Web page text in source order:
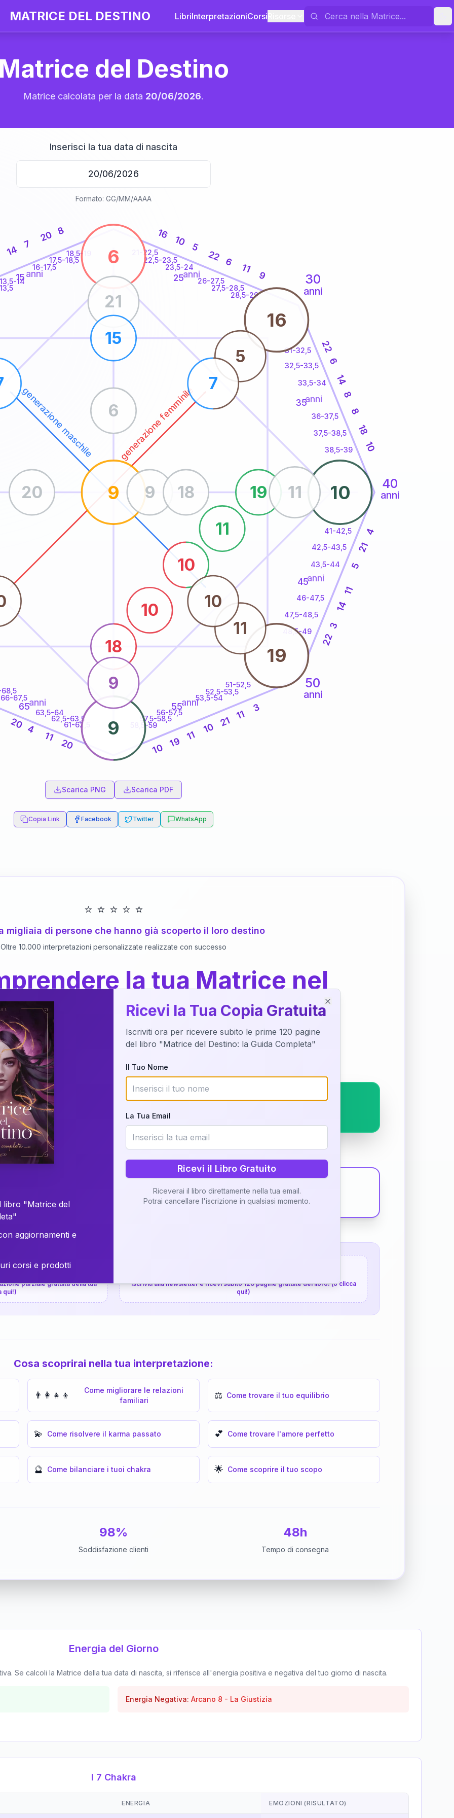
MATRICE DEL DESTINO LibriInterpretazioniCorsi
Matrice del Destino
Matrice calcolata per la data 20/06/2026.
Inserisci la tua data di nascita
Formato: GG/MM/AAAA
generazione maschile generazione femminile
20
30
anni
40
anni
50
anni
anni
13,5-14
16-17,5
17,5-18,5
18,5-19 21-22,5
22,5-23,5
23,5-24
26-27,5
27,5-28,5
28,5-29
31-32,5
32,5-33,5
33,5-34
36-37,5
37,5-38,5
38,5-39
41-42,5
42,5-43,5
43,5-44
46-47,5
47,5-48,5
48,5-49
51-52,5
52,5-53,5
53,5-54
56-57,5
57,5-58,5
58,5-59
61-62,5
62,5-63,5
63,5-64
66-67,5
68,5
14 7
20 8 16
10 5
22 6
11
9
22
6
14
8
8
18
10
4
21
5
11
14
3
22
3
11
21
10
11
19
10
20
11
4
20
6
10
9
9
16
19
18
10
10
11
19
21
11
9
15
9 18
20
6
5
7
11
10
15anni 25anni
35anni
45anni
55anni
65anni
Scarica PNG Scarica PDF
Copia Link Facebook Twitter WhatsApp
⭐ ⭐ ⭐ ⭐ ⭐
migliaia di persone che hanno già scoperto il loro destino
Oltre 10.000 interpretazioni personalizzate realizzate con successo
la tua Matrice nel
dettaglio?
della tua Matrice del Destino attraverso una nostra interpretazione
o studiando attraverso il manuale completo.
Richiedi Interpretazione
✨ Interpretazione personalizzata
Scopri il Libro
gratuita
parziale gratuita della tua
qui!)
Iscriviti alla newsletter e ricevi subito 120 pagine gratuite del libro! (o clicca
qui!)
Cosa scoprirai nella tua interpretazione:
👨‍👩‍👧‍👦
Come migliorare le relazioni
familiari
⚖️ Come trovare il tuo equilibrio
💫 Come risolvere il karma passato 💕 Come trovare l'amore perfetto
🔮 Come bilanciare i tuoi chakra 🌟 Come scoprire il tuo scopo
98%
Soddisfazione clienti
48h
Tempo di consegna
Energia del Giorno
Se calcoli la Matrice della tua data di nascita, si riferisce all'energia positiva e negativa del tuo giorno di nascita.
Energia Negativa: Arcano 8 - La Giustizia
I 7 Chakra
ENERGIA EMOZIONI (RISULTATO)
del Libro
libro "Matrice del
aggiornamenti e
corsi e prodotti
Ricevi la Tua Copia Gratuita
Iscriviti ora per ricevere subito le prime 120 pagine
del libro "Matrice del Destino: la Guida Completa"
Il Tuo Nome
La Tua Email
Ricevi il Libro Gratuito
Riceverai il libro direttamente nella tua email.
Potrai cancellare l'iscrizione in qualsiasi momento.